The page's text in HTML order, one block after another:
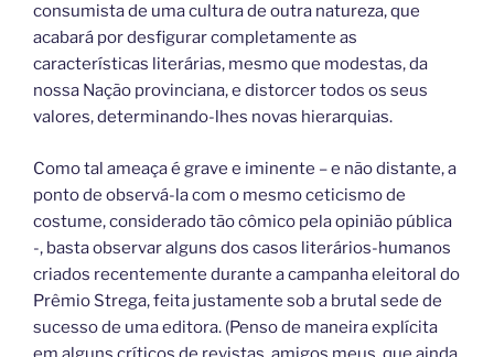
consumista de uma cultura de outra natureza, que
acabará por desfigurar completamente as
características literárias, mesmo que modestas, da
nossa Nação provinciana, e distorcer todos os seus
valores, determinando-lhes novas hierarquias.
Como tal ameaça é grave e iminente – e não distante, a
ponto de observá-la com o mesmo ceticismo de
costume, considerado tão cômico pela opinião pública
-, basta observar alguns dos casos literários-humanos
criados recentemente durante a campanha eleitoral do
Prêmio Strega, feita justamente sob a brutal sede de
sucesso de uma editora. (Penso de maneira explícita